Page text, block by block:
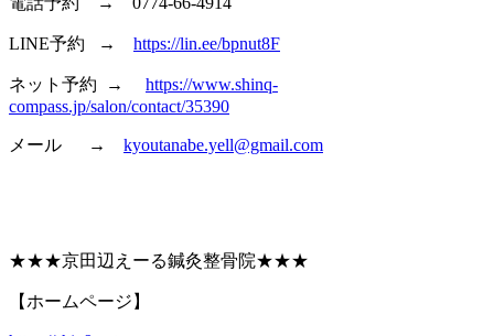
LINE予約 → https://lin.ee/bpnut8F
ネット予約 → https://www.shinq-
compass.jp/salon/contact/35390
メール → kyoutanabe.yell@gmail.com
★★★京田辺えーる鍼灸整骨院★★★
【ホームページ】